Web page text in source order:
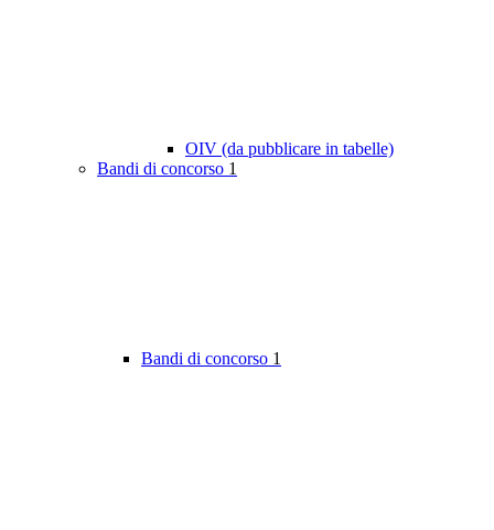
OIV (da pubblicare in tabelle)
Bandi di concorso 1
Bandi di concorso 1